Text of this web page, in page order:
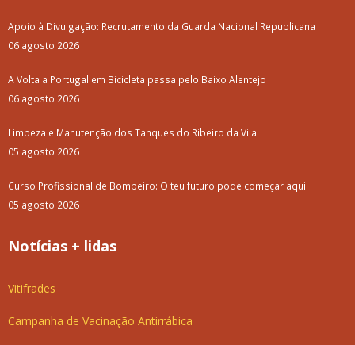
Apoio à Divulgação: Recrutamento da Guarda Nacional Republicana
06 agosto 2026
A Volta a Portugal em Bicicleta passa pelo Baixo Alentejo
06 agosto 2026
Limpeza e Manutenção dos Tanques do Ribeiro da Vila
05 agosto 2026
Curso Profissional de Bombeiro: O teu futuro pode começar aqui!
05 agosto 2026
Notícias + lidas
Vitifrades
Campanha de Vacinação Antirrábica